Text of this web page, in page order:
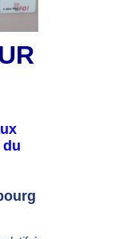
du